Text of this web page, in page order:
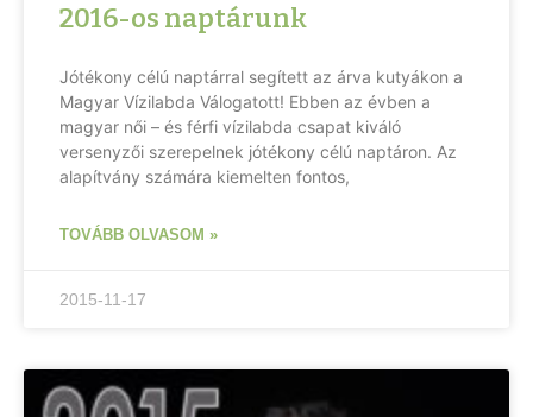
2016-os naptárunk
Jótékony célú naptárral segített az árva kutyákon a
Magyar Vízilabda Válogatott! Ebben az évben a
magyar női – és férfi vízilabda csapat kiváló
versenyzői szerepelnek jótékony célú naptáron. Az
alapítvány számára kiemelten fontos,
TOVÁBB OLVASOM »
2015-11-17